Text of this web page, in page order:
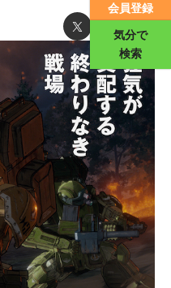
会員登録
気分で
検索